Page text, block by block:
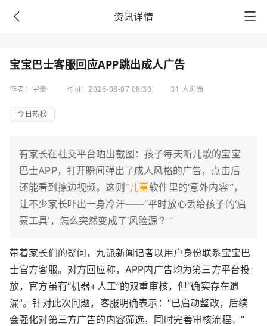
资讯详情
宝宝巴士客服回应APP跳出成人广告
作者：宇豪 时间：2026-08-07 08:30 31 人浏览
今日热榜
有家长在社交平台晒出截图：孩子每天听儿歌的宝宝
巴士APP，打开瞬间弹出了成人风格的广告，点击后
还能看到擦边视频。这则“儿童软件里的‘意外内容’”，
让不少家长吓出一身冷汗——“平时放心丢给孩子的‘启
蒙工具’，怎么突然变成了‘风险源’？”
带着家长们的疑问，九派新闻记者以用户身份联系宝宝巴
士官方客服。对方回应称，APP内广告均为第三方平台投
放，官方虽有“机器+人工”的双重审核，但“确实存在遗
漏”。针对此次问题，客服明确表示：“已启动整改，后续
会强化对第三方广告的内容筛选，同时完善审核流程。”